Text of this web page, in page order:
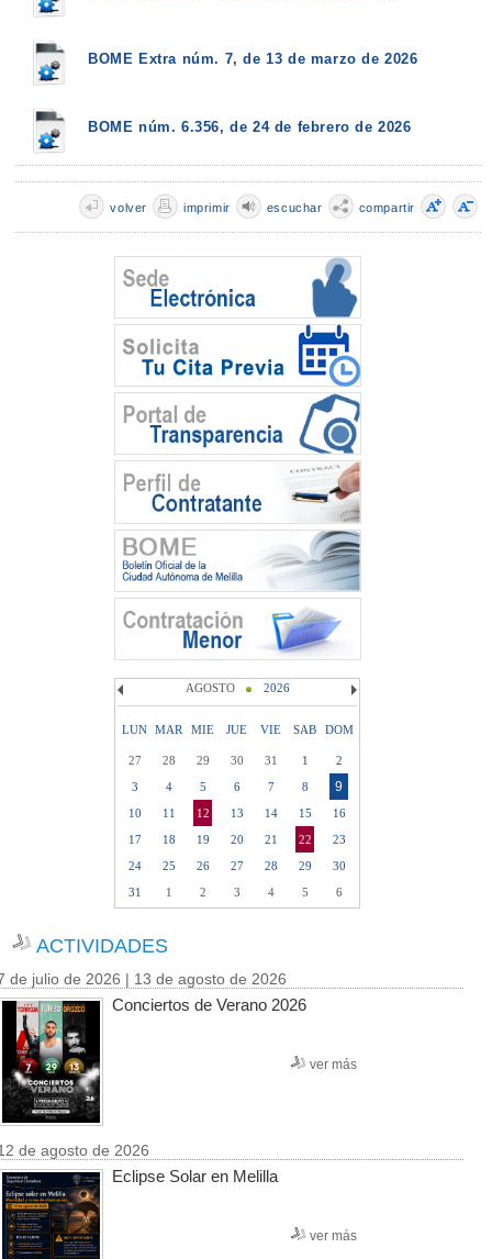
BOME Extra núm. 7, de 13 de marzo de 2026
BOME núm. 6.356, de 24 de febrero de 2026
compartir
escuchar
imprimir
volver
AGOSTO 2026
LUN MAR MIE JUE VIE SAB DOM
27 28 29 30 31 1
2
3
4 5 6 7 8 9
10 11 12 13 14 15
16
17
18 19 20 21 22
23
24
25 26 27 28 29
30
31
1 2 3 4 5 6
ACTIVIDADES
de julio de 2026 | 13 de agosto de 2026
Conciertos de Verano 2026
ver más
de agosto de 2026
Eclipse Solar en Melilla
ver más